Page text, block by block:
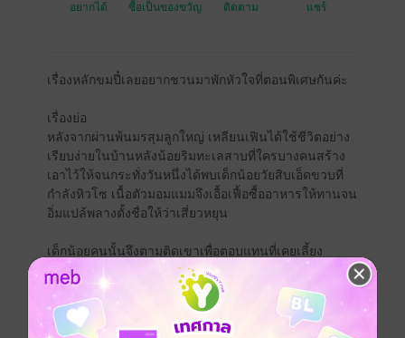
อยากได้ ซื้อเป็นของขวัญ ติดตาม แชร์
เรื่องหลักขมปี๋เลยอยากชวนมาพักหัวใจที่ตอนพิเศษกันค่ะ
เรื่องย่อ
หลังจากผ่านพ้นมรสุมลูกใหญ่ เหลียนเฟินได้ใช้ชีวิตอย่าง
เรียบง่ายในบ้านหลังน้อยริมทะเลสาบที่ใครบางคนสร้าง
เอาไว้ให้จนกระทั่งวันหนึ่งได้พบเด็กน้อยวัยสิบเอ็ดขวบที่
กำลังหิวโซ เนื้อตัวมอมแมมจึงเอื้อเฟื้อซื้ออาหารให้ทานจน
อิ่มแปล้พลางตั้งชื่อให้ว่าเสี่ยวหยุน
เด็กน้อยคนนั้นจึงตามติดเขาเพื่อตอบแทนที่เคยเลี้ยง
อาหารเพียงมื้อเดียว คอยดูแล ถามไถ่และส่งเสียงเจื้อยแจ้ว
ไม่ปล่อยให้เหลียนเฟินอยู่อย่างเหงาเดียวดาย
ครั้นเด็กชายรู้ความขึ้นมาหน่อยจึงรับเข้าเป็นลูกศิษย์เพียง